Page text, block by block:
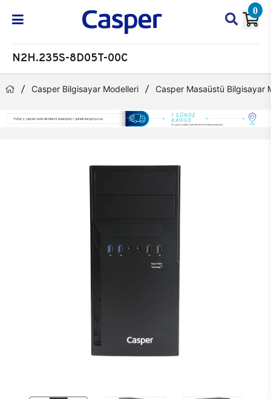
0
N2H.235S-8D05T-00C
Casper Bilgisayar Modelleri Casper Masaüstü Bilgisayar